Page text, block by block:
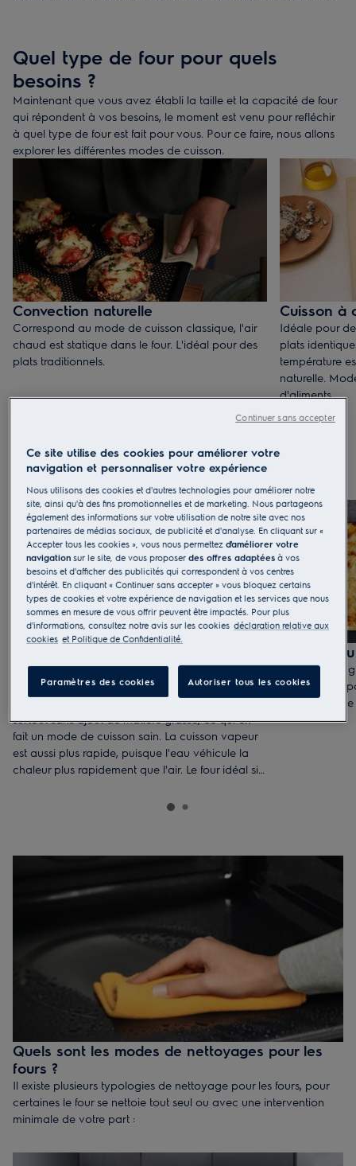
4 personnes
Plus de 70 litres
vous avez souvent de grandes tablées chez vous
Quel type de four pour quels
besoins ?
Maintenant que vous avez établi la taille et la capacité de four
qui répondent à vos besoins, le moment est venu pour refléchir
à quel type de four est fait pour vous. Pour ce faire, nous allons
explorer les différentes modes de cuisson.
Convection naturelle
Correspond au mode de cuisson classique, l'air
chaud est statique dans le four. L'idéal pour des
plats traditionnels.
Cuisson à
Idéale pour
plats
température
naturelle.
d'aliments.
Ce mode de cuisson préserve le goût des
aliments et leurs nutriments. La vapeur permet de
cuire et rôtir, sans déssécher les aliments et
surtout sans ajout de matière grasse, ce qui en
fait un mode de cuisson sain. La cuisson vapeur
est aussi plus rapide, puisque l'eau véhicule la
chaleur plus rapidement que l'air. Le four idéal si
Cuisson
Un four et un
cuisson il est
et
Quels sont les modes de nettoyages pour les
fours ?
Il existe plusieurs typologies de nettoyage pour les fours, pour
certaines le four se nettoie tout seul ou avec une intervention
minimale de votre part :
revêtement en acien émaillé lisse, pour le nettoyer il suffit
Ce site utilise des cookies pour améliorer votre
navigation et personnaliser votre expérience
Nous utilisons des cookies et d'autres technologies pour améliorer notre
site, ainsi qu'à des fins promotionnelles et de marketing. Nous partageons
également des informations sur votre utilisation de notre site avec nos
partenaires de médias sociaux, de publicité et d'analyse. En cliquant sur «
Accepter tous les cookies », vous nous permettezd'améliorer votre
navigation sur le site, de vous proposerdes offres adaptées à vos
besoins et d'afficher des publicités qui correspondent à vos centres
d'intérêt. En cliquant « Continuer sans accepter » vous bloquez certains
types de cookies et votre expérience de navigation et les services que nous
sommes en mesure de vous offrir peuvent être impactés. Pour plus
d'informations, consultez notre avis sur les cookies déclaration relative aux
cookies et Politique de Confidentialité.
Paramètres des cookies Autoriser tous les cookies
Continuer sans accepter